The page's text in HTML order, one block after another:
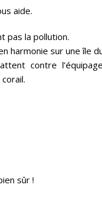
aide.
pas la pollution.
harmonie sur une île
contre
sûr !